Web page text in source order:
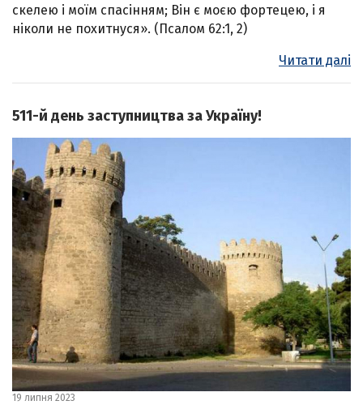
скелею і моїм спасінням; Він є моєю фортецею, і я
ніколи не похитнуся». (Псалом 62:1, 2)
Читати далі
511-й день заступництва за Україну!
19 липня 2023